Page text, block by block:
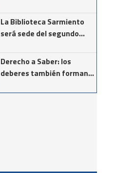
personas mayores
La Biblioteca Sarmiento
será sede del segundo
comunidad vasca
Derecho a Saber: los
deberes también forman